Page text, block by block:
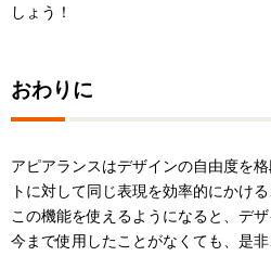
しょう！
おわりに
アピアランスはデザインの自由度を
トに対して同じ表現を効率的にかける
この機能を使えるようになると、デ
今まで使用したことがなくても、是